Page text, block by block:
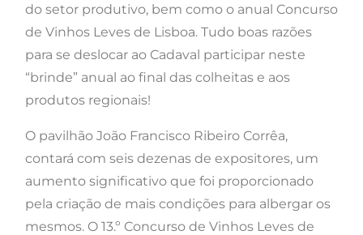
do setor produtivo, bem como o anual Concurso
de Vinhos Leves de Lisboa. Tudo boas razões
para se deslocar ao Cadaval participar neste
“brinde” anual ao final das colheitas e aos
produtos regionais!
O pavilhão João Francisco Ribeiro Corrêa,
contará com seis dezenas de expositores, um
aumento significativo que foi proporcionado
pela criação de mais condições para albergar os
mesmos. O 13.º Concurso de Vinhos Leves de